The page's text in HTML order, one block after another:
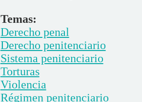
Temas:
Derecho penal
Derecho penitenciario
Sistema penitenciario
Torturas
Violencia
Régimen penitenciario